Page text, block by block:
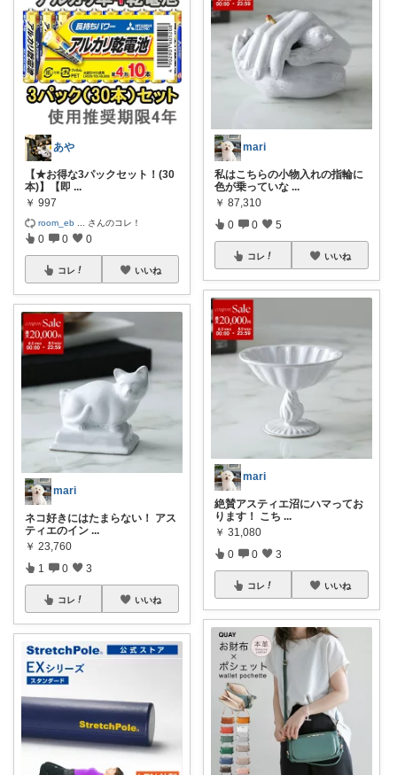
あや
【★お得な3パックセット！(30
本)】【即 ...
￥ 997
room_eb さんのコレ！
0 0 0
コレ いいね
mari
ネコ好きにはたまらない！ アス
ティエのイン ...
￥ 23,760
1 0 3
コレ いいね
mari
私はこちらの小物入れの指輪に
色が乗っていな ...
￥ 87,310
0 0 5
コレ いいね
mari
絶賛アスティエ沼にハマってお
ります！ こち ...
￥ 31,080
0 0 3
コレ いいね